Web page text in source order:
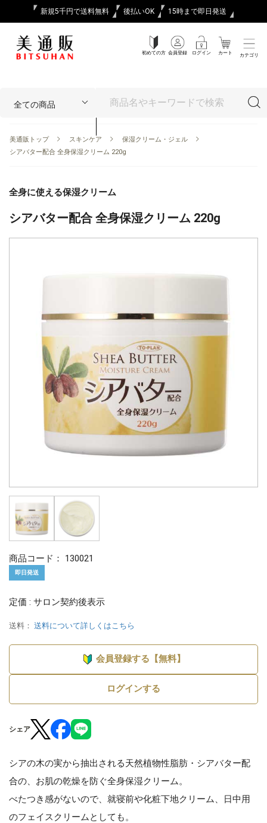
新規5千円で送料無料 後払いOK 15時まで即日発送
初めての方 会員登録 ログイン カート カテゴリ
美通販トップ スキンケア
保湿クリーム・ジェル
シアバター配合 全身保湿クリーム 220g
全身に使える保湿クリーム
シアバター配合 全身保湿クリーム 220g
商品コード： 130021
即日発送
定価 : サロン契約後表示
送料： 送料について詳しくはこちら
会員登録する【無料】
ログインする
シェア
シアの木の実から抽出される天然植物性脂肪・シアバター配
合の、お肌の乾燥を防ぐ全身保湿クリーム。
べたつき感がないので、就寝前や化粧下地クリーム、日中用
のフェイスクリームとしても。